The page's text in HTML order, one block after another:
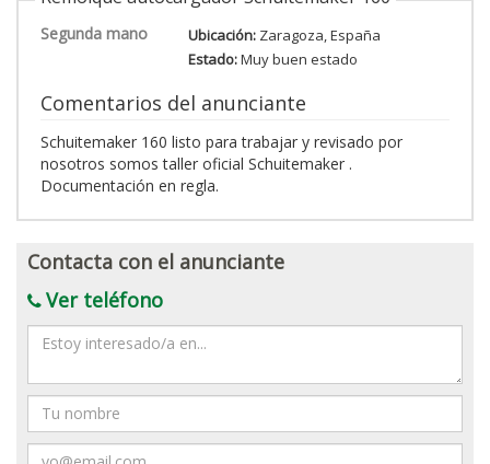
Segunda mano Ubicación:Zaragoza, España
Estado:Muy buen estado
Comentarios del anunciante
Schuitemaker 160 listo para trabajar y revisado por
nosotros somos taller oficial Schuitemaker .
Documentación en regla.
Contacta con el anunciante
Ver teléfono
Mensaje
Nombre
Email